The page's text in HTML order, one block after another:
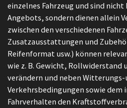
einzelnes Fahrzeug und sind
Angebots, sondern dienen allein
zwischen den verschiedenen
Zusatzausstattungen und
Reifenformat usw.) können
wie z. B. Gewicht, Rollwiderstand
verändern und neben Witterungs-
Verkehrsbedingungen sowie dem
Fahrverhalten den